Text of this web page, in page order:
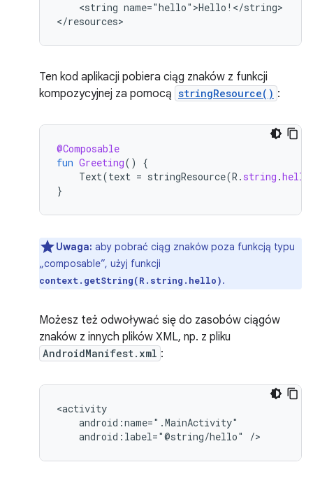
<string name="hello">Hello!</string>
</resources>
Ten kod aplikacji pobiera ciąg znaków z funkcji
kompozycyjnej za pomocą stringResource() :
@Composable
fun Greeting()
{
Text(text = stringResource(R . string .hello
}
Uwaga: aby pobrać ciąg znaków poza funkcją typu
„composable”, użyj funkcji
context.getString(R.string.hello).
Możesz też odwoływać się do zasobów ciągów
znaków z innych plików XML, np. z pliku
AndroidManifest.xml :
android:label="@string/hello"
/>